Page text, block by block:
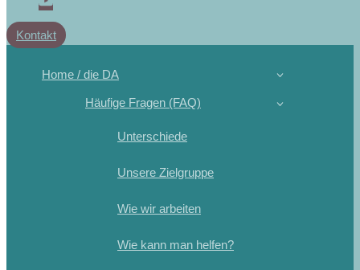
Kontakt
Home / die DA
Häufige Fragen (FAQ)
Unterschiede
Unsere Zielgruppe
Wie wir arbeiten
Wie kann man helfen?